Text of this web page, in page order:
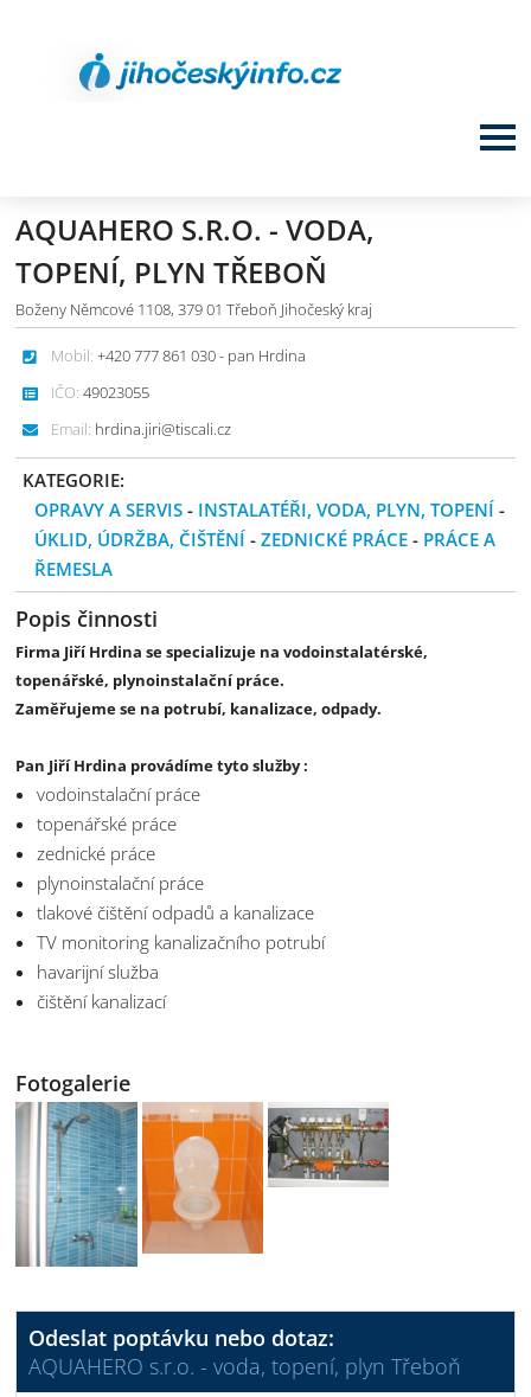
AQUAHERO S.R.O. - VODA,
TOPENÍ, PLYN TŘEBOŇ
Boženy Němcové 1108, 379 01 Třeboň Jihočeský kraj
Mobil: +420 777 861 030 - pan Hrdina
IČO: 49023055
Email: hrdina.jiri@tiscali.cz
KATEGORIE:
OPRAVY A SERVIS - INSTALATÉŘI, VODA, PLYN, TOPENÍ -
ÚKLID, ÚDRŽBA, ČIŠTĚNÍ -ZEDNICKÉ PRÁCE - PRÁCE A
ŘEMESLA
Popis činnosti
Firma Jiří Hrdina se specializuje na vodoinstalatérské,
topenářské, plynoinstalační práce.
Zaměřujeme se na potrubí, kanalizace, odpady.
Pan Jiří Hrdina provádíme tyto služby :
vodoinstalační práce
topenářské práce
zednické práce
plynoinstalační práce
tlakové čištění odpadů a kanalizace
TV monitoring kanalizačního potrubí
havarijní služba
čištění kanalizací
Fotogalerie
Odeslat poptávku nebo dotaz:
AQUAHERO s.r.o. - voda, topení, plyn Třeboň